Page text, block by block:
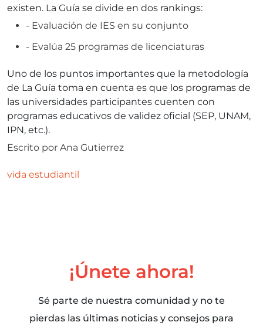
existen. La Guía se divide en dos rankings:
- Evaluación de IES en su conjunto
- Evalúa 25 programas de licenciaturas
Uno de los puntos importantes que la metodología
de La Guía toma en cuenta es que los programas de
las universidades participantes cuenten con
programas educativos de validez oficial (SEP, UNAM,
IPN, etc.).
Escrito por Ana Gutierrez
vida estudiantil
¡Únete ahora!
Sé parte de nuestra comunidad y no te
pierdas las últimas noticias y consejos para